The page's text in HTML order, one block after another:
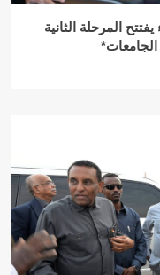
المرحلة الثانية